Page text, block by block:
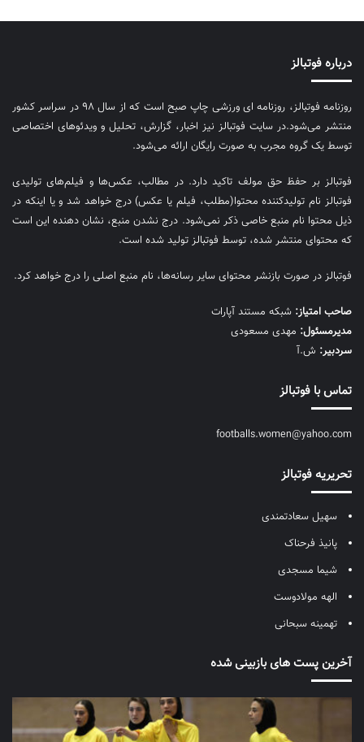
درباره فوتبالز
روزنامه فوتبالز، روزنامه ای ورزشی چاپ صبح است که از سال ۹۸ در سراسر کشور
منتشر می‌شود.در سایت فوتبالز نیز اخبار، گزارش، تحلیل و ویدئوهای اختصاصی
توسط یک گروه مجرب به صورت رایگان ارائه می‌شود.
فوتبالز بر حفظ حق مولف تاکید دارد. در مطالب، عکس‌ها و فیلم‌های تولیدی
فوتبالز نام تولیدکننده محتوا(مطلب، فیلم یا عکس) درج خواهد شد و یا اینکه در
ذیل محتوا نام منبع خاصی ذکر نمی‌‎شود. درج نشدن منبع، نشان دهنده این است
که محتوای منتشر شده، توسط فوتبالز تولید شده است.
فوتبالز در صورت بازنشر محتوای سایر رسانه‌ها، نام منبع اصلی را درج خواهد کرد.
صاحب امتیاز: شبکه مستند آپارات
مديرمسئول: مهدی مسعودی
سردبیر: ش.آ
تماس با فوتبالز
footballs.women@yahoo.com
تحریریه فوتبالز
سهیل سعادتمندی
پانیذ فرحناک
شیما مسجدی
الهه مولادوست
تهمینه سبحانی
آخرین پست های بازبینی شده